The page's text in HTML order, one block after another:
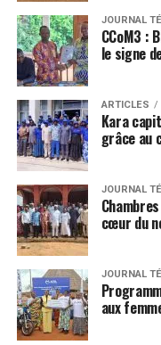
JOURNAL
CCoM3 :
le signe
ARTICLES
Kara
grâce au
JOURNAL
cœur du
JOURNAL
aux